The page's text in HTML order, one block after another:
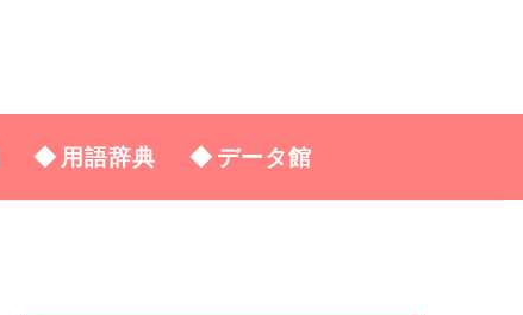
用語辞典 データ館